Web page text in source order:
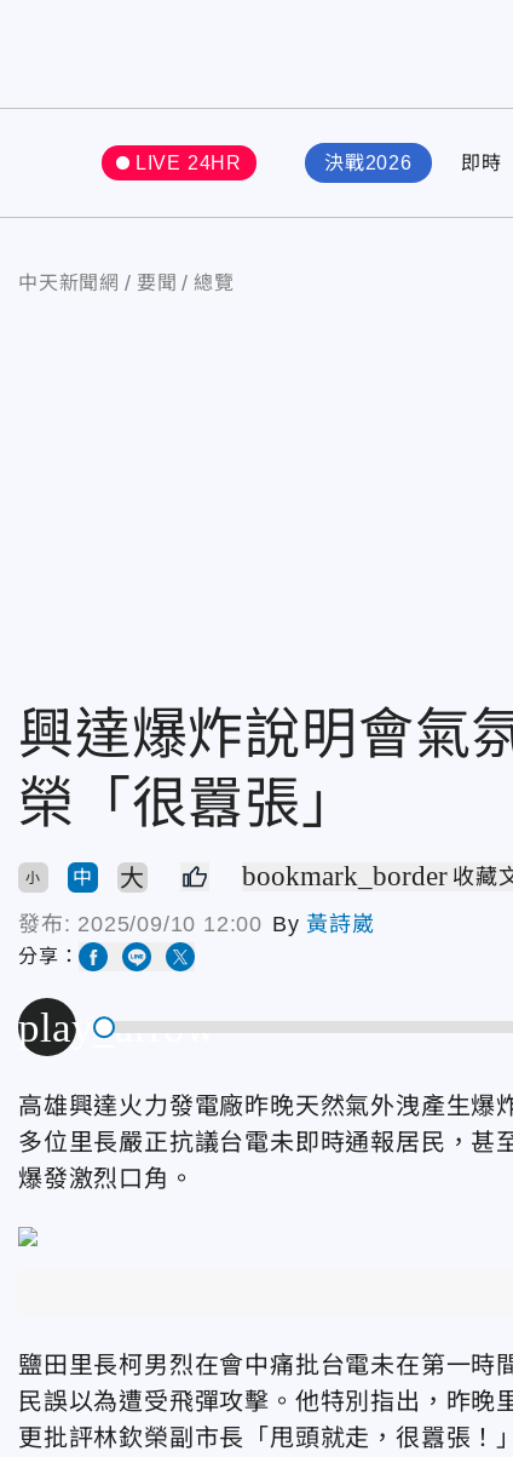
LIVE 24HR 決戰2026 即時
中天新聞網 要聞 總覽
興達爆炸說明會氣
榮「很囂張」
小 中 大 bookmark_border 收藏
發布: 2025/09/10 12:00 By 黃詩崴
分享：
play_arrow
高雄興達火力發電廠昨晚天然氣外洩產生爆
多位里長嚴正抗議台電未即時通報居民，甚
爆發激烈口角。
鹽田里長柯男烈在會中痛批台電未在第一時
民誤以為遭受飛彈攻擊。他特別指出，昨晚
更批評林欽榮副市長「甩頭就走，很囂張！